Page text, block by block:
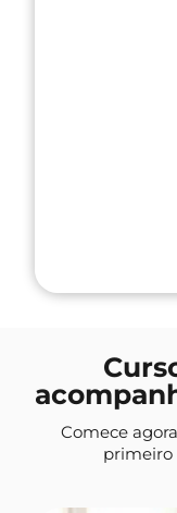
Comece
primeiro